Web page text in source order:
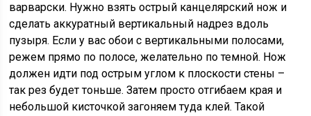
варварски. Нужно взять острый канцелярский нож и
сделать аккуратный вертикальный надрез вдоль
пузыря. Если у вас обои с вертикальными полосами,
режем прямо по полосе, желательно по темной. Нож
должен идти под острым углом к плоскости стены –
так рез будет тоньше. Затем просто отгибаем края и
небольшой кисточкой загоняем туда клей. Такой